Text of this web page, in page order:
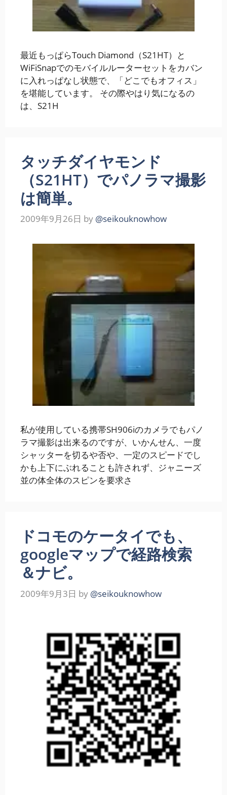
最近もっぱらTouch Diamond（S21HT）と
WiFiSnapでのモバイルルーターセットをカバン
に入れっぱなし状態で、「どこでもオフィス」
を堪能しています。 その際やはり気になるの
は、S21H
タッチダイヤモンド
（S21HT）でパノラマ撮影
は簡単。
2009年9月26日 by @seikouknowhow
私が使用している携帯SH906iのカメラでもパノ
ラマ撮影は出来るのですが、いかんせん、一度
シャッターを切るや否や、一定のスピードでし
かも上下にぶれることも許されず、ジャニーズ
並の体全体のスピンを要求さ
ドコモのケータイでも、
googleマップで経路検索
＆ナビ。
2009年9月3日 by @seikouknowhow